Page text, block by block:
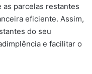
parcelas restantes
eficiente. Assim,
do seu
e facilitar o